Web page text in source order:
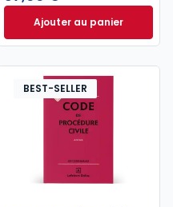
27e éd. à partir de
Ajouter au panier
Code de
BEST-SELLER